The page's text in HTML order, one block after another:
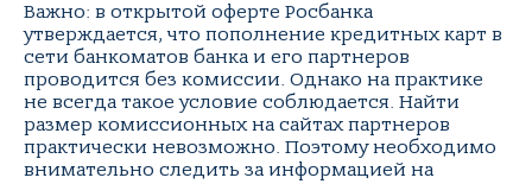
Важно: в открытой оферте Росбанка
утверждается, что пополнение кредитных карт в
сети банкоматов банка и его партнеров
проводится без комиссии. Однако на практике
не всегда такое условие соблюдается. Найти
размер комиссионных на сайтах партнеров
практически невозможно. Поэтому необходимо
внимательно следить за информацией на